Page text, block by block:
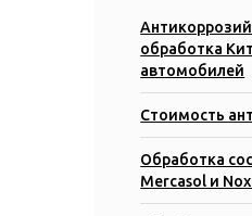
обработка
автомобилей
Стоимость
Обработка
Mercasol и